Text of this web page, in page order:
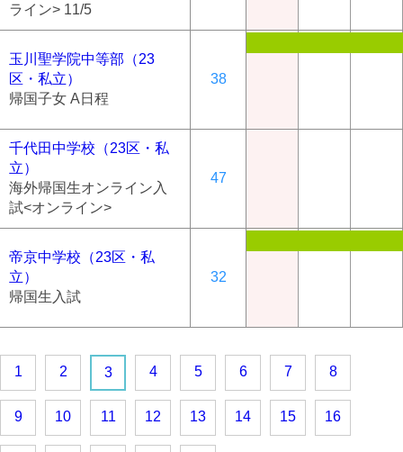
ライン> 11/5
玉川聖学院中等部（23
区・私立）
帰国子女 A日程
38
千代田中学校（23区・私
立）
海外帰国生オンライン入
試<オンライン>
47
帝京中学校（23区・私
立）
帰国生入試
32
1 2 3 4 5 6 7 8
9 10 11 12 13 14 15 16